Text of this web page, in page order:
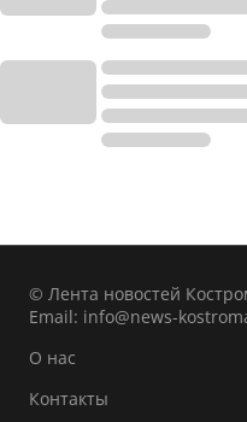
© Лента новостей
Email: info@news-
О нас
Контакты